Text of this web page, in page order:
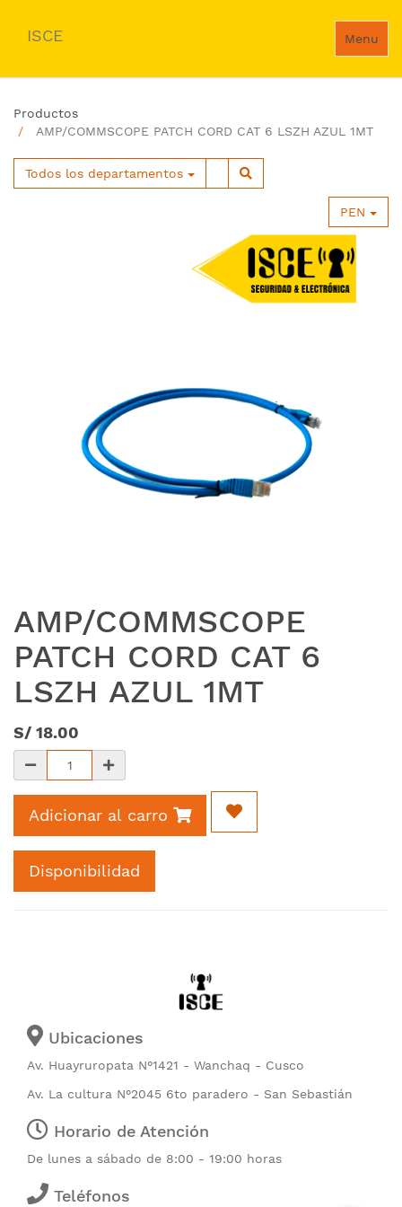
Menu
ISCE
Productos
AMP/COMMSCOPE PATCH CORD CAT 6 LSZH AZUL 1MT
Todos los departamentos
PEN
AMP/COMMSCOPE
PATCH CORD CAT 6
LSZH AZUL 1MT
S/ 18.00
Adicionar al carro
Disponibilidad
Ubicaciones
Av. Huayruropata N°1421 - Wanchaq - Cusco
Av. La cultura N°2045 6to paradero - San Sebastián
Horario de Atención
De lunes a sábado de 8:00 - 19:00 horas
Teléfonos